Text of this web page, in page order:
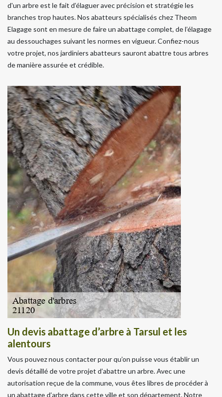
d'un arbre est le fait d’élaguer avec précision et stratégie les
branches trop hautes. Nos abatteurs spécialisés chez Theom
Elagage sont en mesure de faire un abattage complet, de l’élagage
au dessouchages suivant les normes en vigueur. Confiez-nous
votre projet, nos jardiniers abatteurs sauront abattre tous arbres
de manière assurée et crédible.
Un devis abattage d’arbre à Tarsul et les
alentours
Vous pouvez nous contacter pour qu’on puisse vous établir un
devis détaillé de votre projet d’abattre un arbre. Avec une
autorisation reçue de la commune, vous êtes libres de procéder à
un abattage d’arbre dans cette ville et son département. Notre